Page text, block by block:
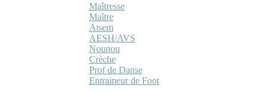
Maîtresse
Maître
Atsem
AESH/AVS
Nounou
Crèche
Prof de Danse
Entraineur de Foot